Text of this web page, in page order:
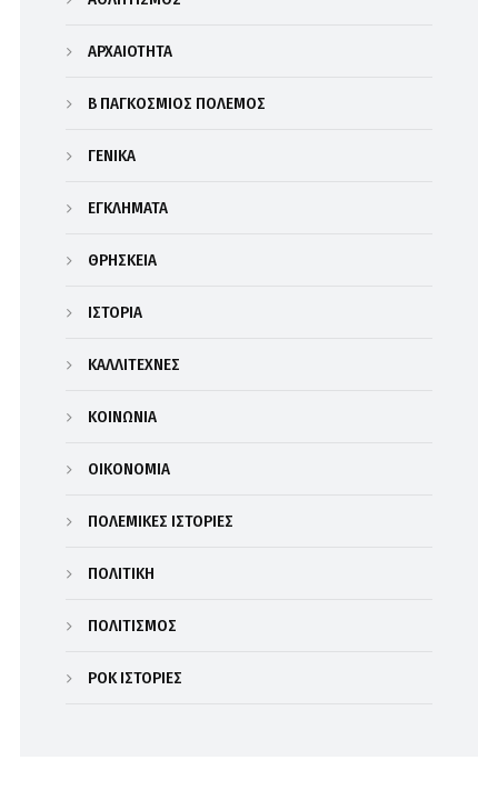
ΑΡΧΑΙΟΤΗΤΑ
Β΄ ΠΑΓΚΟΣΜΙΟΣ ΠΟΛΕΜΟΣ
ΓΕΝΙΚΑ
ΕΓΚΛΗΜΑΤΑ
ΘΡΗΣΚΕΙΑ
ΙΣΤΟΡΙΑ
ΚΑΛΛΙΤΕΧΝΕΣ
ΚΟΙΝΩΝΙΑ
ΟΙΚΟΝΟΜΙΑ
ΠΟΛΕΜΙΚΕΣ ΙΣΤΟΡΙΕΣ
ΠΟΛΙΤΙΚΗ
ΠΟΛΙΤΙΣΜΟΣ
ΡΟΚ ΙΣΤΟΡΙΕΣ